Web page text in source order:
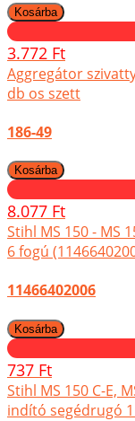
3.772 Ft
Aggregátor
db os szett
186-49
8.077 Ft
Stihl MS 150 - MS
6 fogú
11466402006
737 Ft
Stihl MS 150 C-E,
indító segédrugó